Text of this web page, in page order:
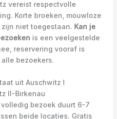
vereist respectvolle
Korte broeken, mouwloze
niet toegestaan. Kan je
is een veelgestelde
reservering vooraf is
bezoekers.
uit Auschwitz I
II-Birkenau
bezoek duurt 6-7
beide locaties. Gratis